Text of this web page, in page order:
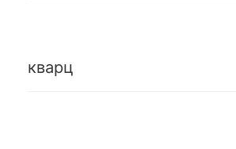
кварц